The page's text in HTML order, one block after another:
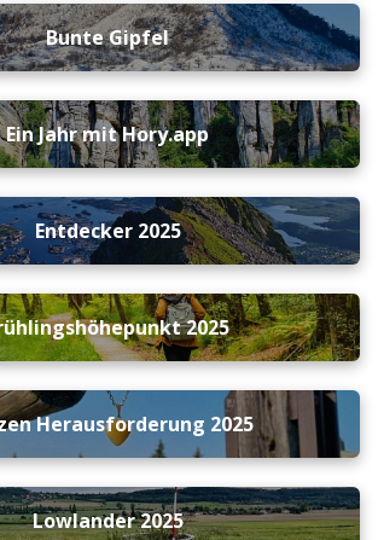
Bunte Gipfel
Ein Jahr mit Hory.app
Entdecker 2025
2025
Herausforderung 2025
Lowlander 2025